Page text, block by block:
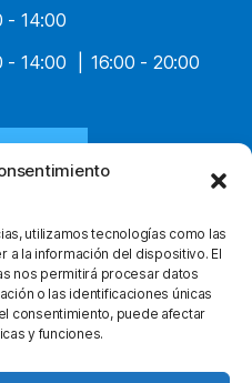
utilizamos tecnologías como las
a la información del dispositivo. El
nos permitirá procesar datos
o las identificaciones únicas
consentimiento, puede afectar
y funciones.
- 14:00
- 14:00 16:00 - 20:00
facebookinstagramyoutubeSubir↑